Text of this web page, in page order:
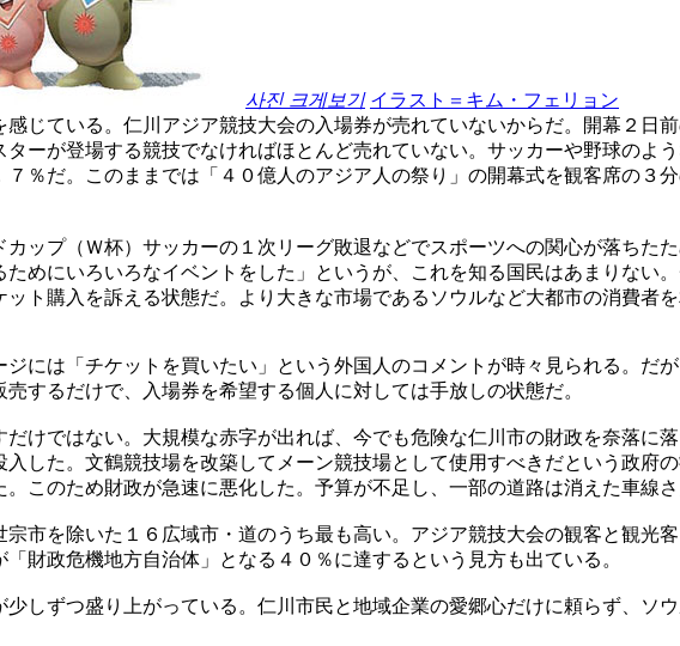
사진 크게보기 イラスト＝キム・フェリョン
じている。仁川アジア競技大会の入場券が売れていないからだ。開幕２日
ーが登場する競技でなければほとんど売れていない。サッカーや野球のよ
％だ。このままでは「４０億人のアジア人の祭り」の開幕式を観客席の３
ップ（Ｗ杯）サッカーの１次リーグ敗退などでスポーツへの関心が落ちた
めにいろいろなイベントをした」というが、これを知る国民はあまりない
ト購入を訴える状態だ。より大きな市場であるソウルなど大都市の消費者
には「チケットを買いたい」という外国人のコメントが時々見られる。だ
するだけで、入場券を希望する個人に対しては手放しの状態だ。
けではない。大規模な赤字が出れば、今でも危険な仁川市の財政を奈落に
した。文鶴競技場を改築してメーン競技場として使用すべきだという政府
このため財政が急速に悪化した。予算が不足し、一部の道路は消えた車線さ
市を除いた１６広域市・道のうち最も高い。アジア競技大会の観客と観光
財政危機地方自治体」となる４０％に達するという見方も出ている。
しずつ盛り上がっている。仁川市民と地域企業の愛郷心だけに頼らず、ソ